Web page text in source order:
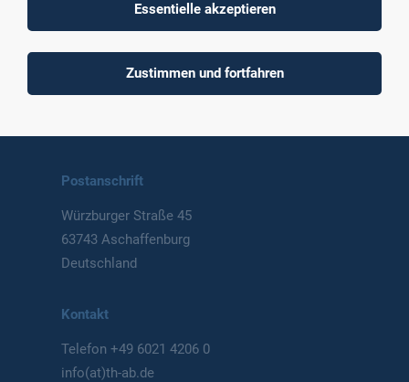
Technische Hochschule
Aschaffenburg
Postanschrift
Würzburger Straße 45
63743 Aschaffenburg
Deutschland
Kontakt
Telefon+49 6021 4206 0
info(at)th-ab.de
Essentielle akzeptieren
Zustimmen und fortfahren